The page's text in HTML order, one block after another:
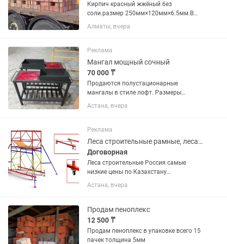
Кирпич красный жжёный без
соли.размер 250мм×120мм×6.5мм.В
любом количестве по всему
Казахстану. Работаем без посредников
Алматы, вчера
Реклама
Мангал мощный сочный
70 000 ₸
Продаются полустационарные
мангалы в стиле лофт. Размеры
мангала 550300130 размер металла
5мм. Размер станины 1100840400
толщина стенки 1.8мм окрашен в
термостойкую...
Астана, вчера
Реклама
Леса строительные рамные, леса на колесах (вышка-тура)
Договорная
Леса строительные Россия самые
низкие цены по Казахстану
сертификаты+паспорт в наличии в г.
Нур-Султан (Астана). Высота 2м длина
стенки 1,5мм max.высота до 60м Так
же...
Астана, вчера
Продам пеноплекс
12 500 ₸
Продам пеноплекс в упаковке всего 15
пачек толщина 5мм